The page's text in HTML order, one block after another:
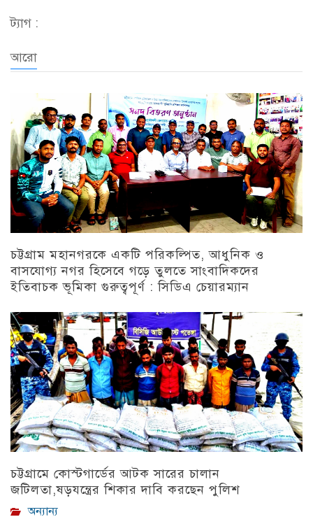
ট্যাগ :
আরো
চট্টগ্রাম মহানগরকে একটি পরিকল্পিত, আধুনিক ও
বাসযোগ্য নগর হিসেবে গড়ে তুলতে সাংবাদিকদের
ইতিবাচক ভূমিকা গুরুত্বপূর্ণ : সিডিএ চেয়ারম্যান
চট্টগ্রামে কোস্টগার্ডের আটক সারের চালান
জটিলতা,ষড়যন্ত্রের শিকার দাবি করছেন পুলিশ
অন্যান্য